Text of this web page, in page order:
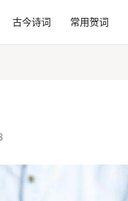
古今诗词 常用贺词